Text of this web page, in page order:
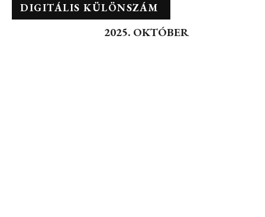
DIGITÁLIS KÜLÖNSZÁM
2025. OKTÓBER